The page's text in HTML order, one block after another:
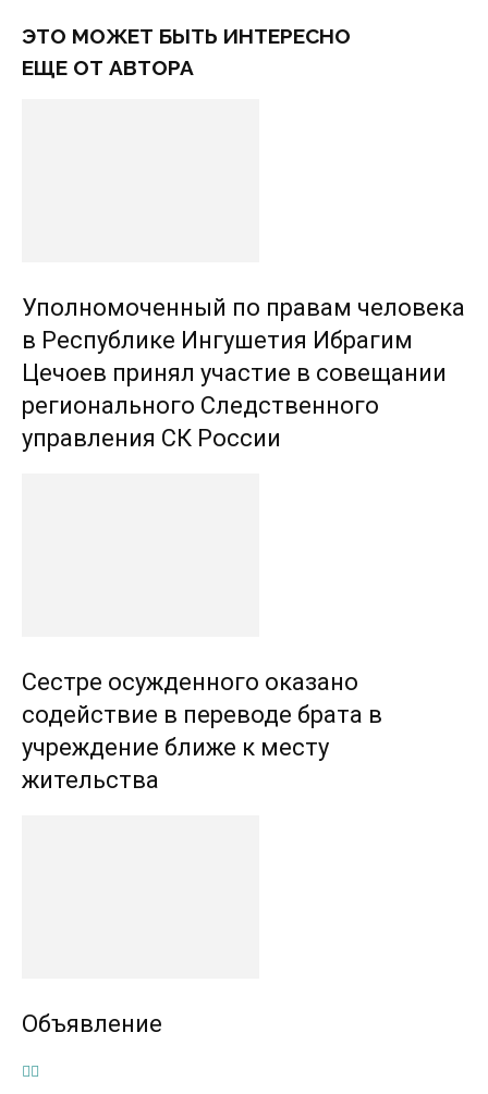
ЭТО МОЖЕТ БЫТЬ ИНТЕРЕСНО
ЕЩЕ ОТ АВТОРА
Уполномоченный по правам человека
в Республике Ингушетия Ибрагим
Цечоев принял участие в совещании
регионального Следственного
управления СК России
Сестре осужденного оказано
содействие в переводе брата в
учреждение ближе к месту
жительства
Объявление